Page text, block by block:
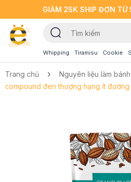
GIẢM 25K SHIP ĐƠN
Whipping Tiramisu Cookie
Trang chủ Nguyên liệu làm bánh
compound đen thượng hạng ít đường